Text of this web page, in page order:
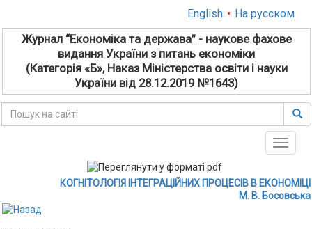
English • На русском
Журнал “Економіка та держава” - наукове фахове
видання України з питань економіки
(Категорія «Б», Наказ Міністерства освіти і науки
України від 28.12.2019 №1643)
Toggle
КОГНІТОЛОГІЯ ІНТЕГРАЦІЙНИХ ПРОЦЕСІВ В ЕКОНОМІЦІ
М. В. Босовська